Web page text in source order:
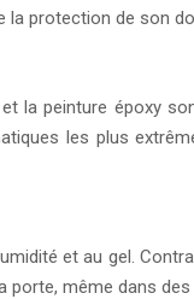
la protection de son
la peinture époxy
les plus
et au gel.
même dans